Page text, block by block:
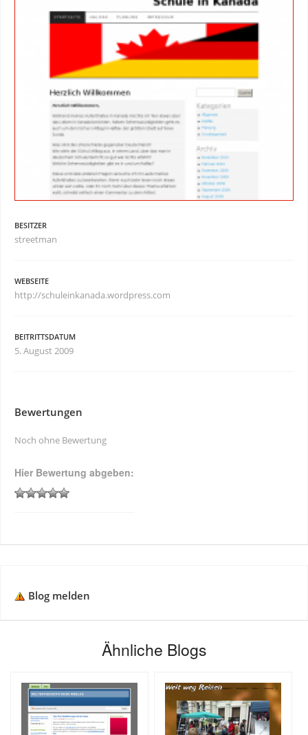
BESITZER
streetman
WEBSEITE
http://schuleinkanada.wordpress.com
BEITRITTSDATUM
5. August 2009
Bewertungen
Noch ohne Bewertung
Hier Bewertung abgeben:
Blog melden
Ähnliche Blogs